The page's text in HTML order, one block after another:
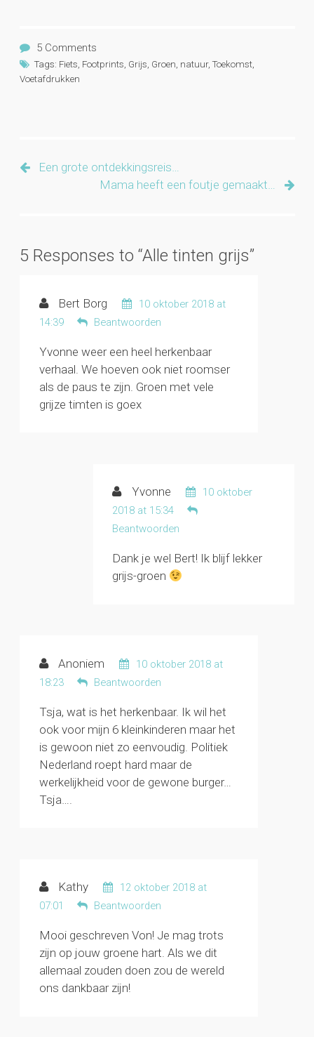
5 Comments
Tags: Fiets Footprints Grijs Groen natuur,Toekomst
Voetafdrukken
Een grote ontdekkingsreis…
Mama heeft een foutje gemaakt…
5 Responses to “Alle tinten grijs”
Bert Borg
10 oktober 2018 at
14:39
Beantwoorden
Yvonne weer een heel herkenbaar
verhaal. We hoeven ook niet roomser
als de paus te zijn. Groen met vele
grijze timten is goex
Yvonne
10 oktober
2018 at 15:34
Beantwoorden
Dank je wel Bert! Ik blijf lekker
grijs-groen
Anoniem
10 oktober 2018 at
18:23
Beantwoorden
Tsja, wat is het herkenbaar. Ik wil het
ook voor mijn 6 kleinkinderen maar het
is gewoon niet zo eenvoudig. Politiek
Nederland roept hard maar de
werkelijkheid voor de gewone burger…
Tsja….
Kathy
12 oktober 2018 at
07:01
Beantwoorden
Mooi geschreven Von! Je mag trots
zijn op jouw groene hart. Als we dit
allemaal zouden doen zou de wereld
ons dankbaar zijn!